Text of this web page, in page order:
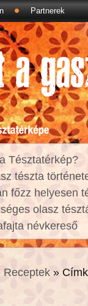
Partnerek
Tésztatérkép?
tészta
főzz helyesen
olasz
névkereső
Receptek »